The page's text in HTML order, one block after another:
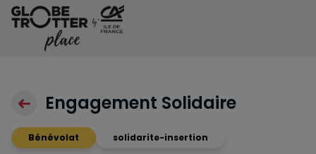
Aller au contenu
Engagement Solidaire
Bénévolat solidarite-insertion